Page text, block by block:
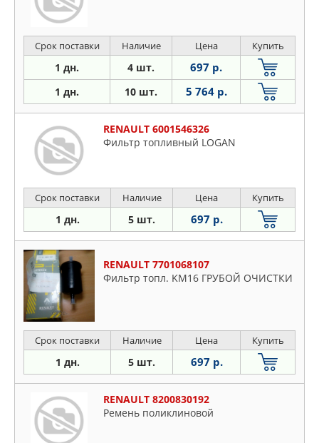
Срок поставки Наличие Цена Купить
1 дн. 4 шт. 697 р.
1 дн. 10 шт. 5 764 р.
RENAULT 6001546326
Фильтр топливный LOGAN
Срок поставки Наличие Цена Купить
1 дн. 5 шт. 697 р.
RENAULT 7701068107
Фильтр топл. KM16 ГРУБОЙ ОЧИСТКИ
Срок поставки Наличие Цена Купить
1 дн. 5 шт. 697 р.
RENAULT 8200830192
Ремень поликлиновой